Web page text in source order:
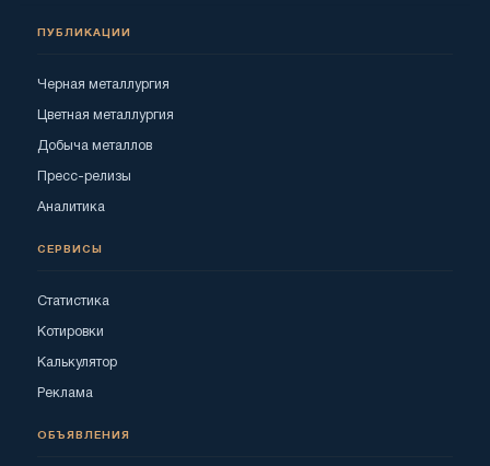
ПУБЛИКАЦИИ
Черная металлургия
Цветная металлургия
Добыча металлов
Пресс-релизы
Аналитика
СЕРВИСЫ
Статистика
Котировки
Калькулятор
Реклама
ОБЪЯВЛЕНИЯ